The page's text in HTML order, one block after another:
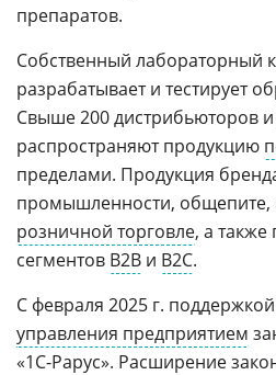
препаратов.
Собственный лабораторный
разрабатывает и тестирует
Свыше 200 дистрибьюторов
распространяют продукцию
пределами. Продукция
промышленности, общепите,
розничной торговле, а также
сегментов B2B и B2C.
С февраля 2025 г.
управления предприятием
«1С-Рарус». Расширение